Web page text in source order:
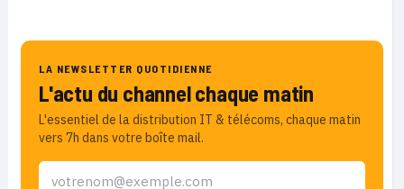
LA NEWSLETTER QUOTIDIENNE
L'actu du channel chaque matin
L'essentiel de la distribution IT & télécoms, chaque matin
vers 7h dans votre boîte mail.